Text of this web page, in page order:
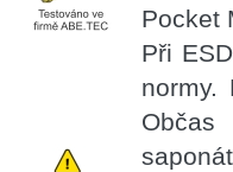
Pocket
Při
normy.